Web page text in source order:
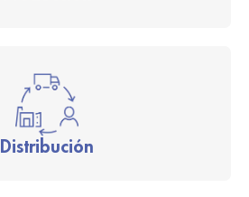
Distribución